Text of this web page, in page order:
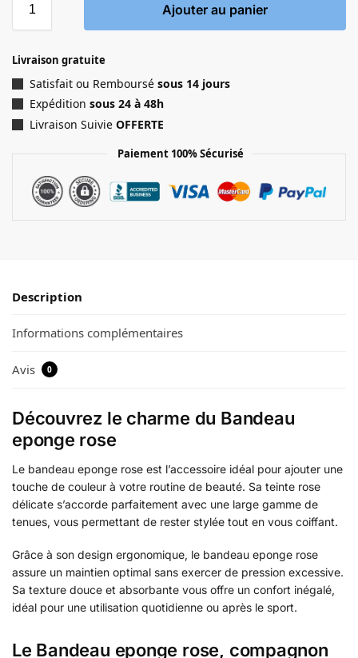
Ajouter au panier
Livraison gratuite
Satisfait ou Remboursé sous 14 jours
Expédition sous 24 à 48h
Livraison Suivie OFFERTE
Paiement 100% Sécurisé
Description
Informations complémentaires
Avis 0
Découvrez le charme du Bandeau
eponge rose
Le bandeau eponge rose est l’accessoire idéal pour ajouter une
touche de couleur à votre routine de beauté. Sa teinte rose
délicate s’accorde parfaitement avec une large gamme de
tenues, vous permettant de rester stylée tout en vous coiffant.
Grâce à son design ergonomique, le bandeau eponge rose
assure un maintien optimal sans exercer de pression excessive.
Sa texture douce et absorbante vous offre un confort inégalé,
idéal pour une utilisation quotidienne ou après le sport.
Le Bandeau eponge rose, compagnon